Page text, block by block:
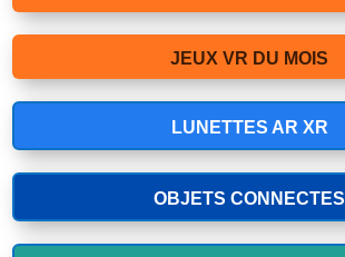
JEUX VR DU MOIS
LUNETTES AR XR
OBJETS CONNECTES